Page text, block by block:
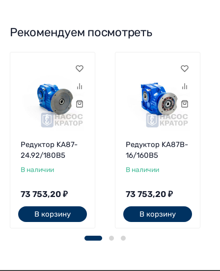
Рекомендуем посмотреть
Редуктор KA87-
24.92/180В5
В наличии
73 753,20 ₽
В корзину
Редуктор KA87B-
16/160В5
В наличии
73 753,20 ₽
В корзину